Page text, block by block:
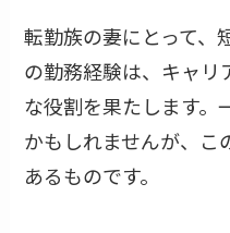
転勤族の妻にとって、
の勤務経験は、キャリ
な役割を果たします。
かもしれませんが、こ
あるものです。